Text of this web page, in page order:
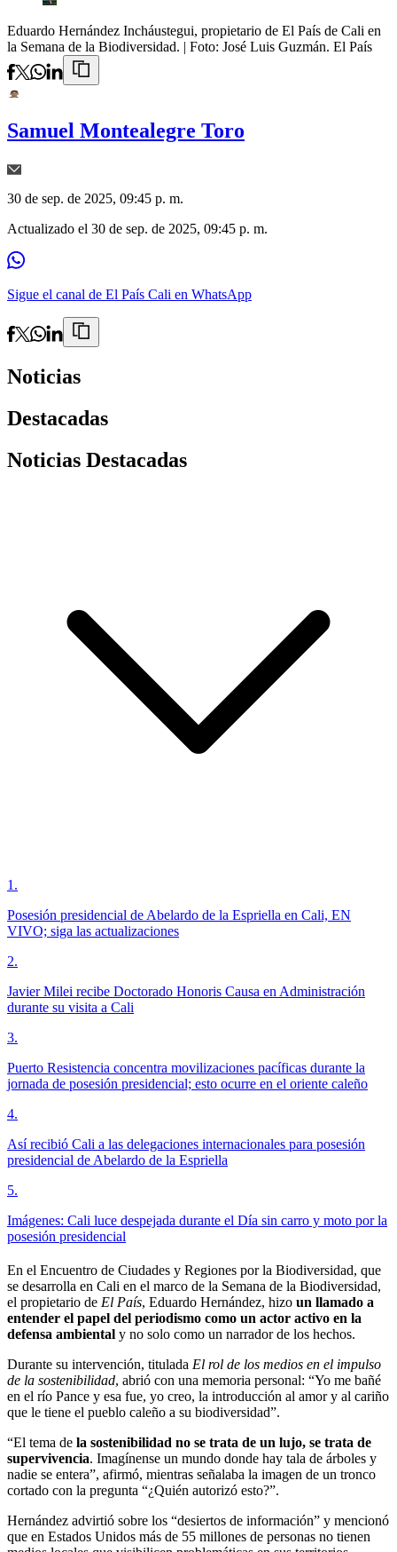
Eduardo Hernández Incháustegui, propietario de El País de Cali en
la Semana de la Biodiversidad. | Foto: José Luis Guzmán. El País
Samuel Montealegre Toro
30 de sep. de 2025, 09:45 p. m.
Actualizado el 30 de sep. de 2025, 09:45 p. m.
Sigue el canal de El País Cali en WhatsApp
Noticias
Destacadas
Noticias Destacadas
1 .
Posesión presidencial de Abelardo de la Espriella en Cali, EN
VIVO; siga las actualizaciones
2.
Javier Milei recibe Doctorado Honoris Causa en Administración
durante su visita a Cali
3.
Puerto Resistencia concentra movilizaciones pacíficas durante la
jornada de posesión presidencial; esto ocurre en el oriente caleño
4.
Así recibió Cali a las delegaciones internacionales para posesión
presidencial de Abelardo de la Espriella
5.
Imágenes: Cali luce despejada durante el Día sin carro y moto por la
posesión presidencial
En el Encuentro de Ciudades y Regiones por la Biodiversidad, que
se desarrolla en Cali en el marco de la Semana de la Biodiversidad,
el propietario de El País, Eduardo Hernández, hizo un llamado a
entender el papel del periodismo como un actor activo en la
defensa ambiental y no solo como un narrador de los hechos.
Durante su intervención, titulada El rol de los medios en el impulso
de la sostenibilidad, abrió con una memoria personal: “Yo me bañé
en el río Pance y esa fue, yo creo, la introducción al amor y al cariño
que le tiene el pueblo caleño a su biodiversidad”.
“El tema de la sostenibilidad no se trata de un lujo, se trata de
supervivencia. Imagínense un mundo donde hay tala de árboles y
nadie se entera”, afirmó, mientras señalaba la imagen de un tronco
cortado con la pregunta “¿Quién autorizó esto?”.
Hernández advirtió sobre los “desiertos de información” y mencionó
que en Estados Unidos más de 55 millones de personas no tienen